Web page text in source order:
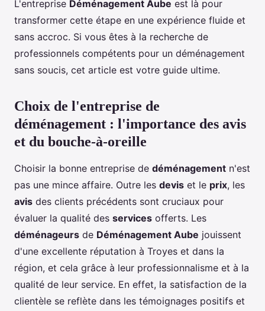
L'entreprise Déménagement Aube est là pour
transformer cette étape en une expérience fluide et
sans accroc. Si vous êtes à la recherche de
professionnels compétents pour un déménagement
sans soucis, cet article est votre guide ultime.
Choix de l'entreprise de
déménagement : l'importance des avis
et du bouche-à-oreille
Choisir la bonne entreprise de déménagement n'est
pas une mince affaire. Outre les devis et le prix, les
avis des clients précédents sont cruciaux pour
évaluer la qualité des services offerts. Les
déménageurs de Déménagement Aube jouissent
d'une excellente réputation à Troyes et dans la
région, et cela grâce à leur professionnalisme et à la
qualité de leur service. En effet, la satisfaction de la
clientèle se reflète dans les témoignages positifs et